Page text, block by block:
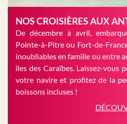
NOS CROISIÈRES AUX
De décembre à avril,
Pointe-à-Pitre ou Fort-de-
inoubliables en famille ou entre
îles des Caraïbes. Laissez-vous
votre navire et profitez de la
boissons incluses !